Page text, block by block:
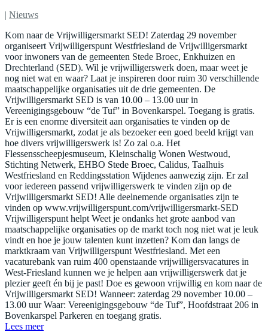
| Nieuws
Kom naar de Vrijwilligersmarkt SED! Zaterdag 29 november
organiseert Vrijwilligerspunt Westfriesland de Vrijwilligersmarkt
voor inwoners van de gemeenten Stede Broec, Enkhuizen en
Drechterland (SED). Wil je vrijwilligerswerk doen, maar weet je
nog niet wat en waar? Laat je inspireren door ruim 30 verschillende
maatschappelijke organisaties uit de drie gemeenten. De
Vrijwilligersmarkt SED is van 10.00 – 13.00 uur in
Vereenigingsgebouw “de Tuf” in Bovenkarspel. Toegang is gratis.
Er is een enorme diversiteit aan organisaties te vinden op de
Vrijwilligersmarkt, zodat je als bezoeker een goed beeld krijgt van
hoe divers vrijwilligerswerk is! Zo zal o.a. Het
Flessensscheepjesmuseum, Kleinschalig Wonen Westwoud,
Stichting Netwerk, EHBO Stede Broec, Calidus, Taalhuis
Westfriesland en Reddingsstation Wijdenes aanwezig zijn. Er zal
voor iedereen passend vrijwilligerswerk te vinden zijn op de
Vrijwilligersmarkt SED! Alle deelnemende organisaties zijn te
vinden op www.vrijwilligerspunt.com/vrijwilligersmarkt-SED
Vrijwilligerspunt helpt Weet je ondanks het grote aanbod van
maatschappelijke organisaties op de markt toch nog niet wat je leuk
vindt en hoe je jouw talenten kunt inzetten? Kom dan langs de
marktkraam van Vrijwilligerspunt Westfriesland. Met een
vacaturebank van ruim 400 openstaande vrijwilligersvacatures in
West-Friesland kunnen we je helpen aan vrijwilligerswerk dat je
plezier geeft én bij je past! Doe es gewoon vrijwillig en kom naar de
Vrijwilligersmarkt SED! Wanneer: zaterdag 29 november 10.00 –
13.00 uur Waar: Vereenigingsgebouw “de Tuf”, Hoofdstraat 206 in
Bovenkarspel Parkeren en toegang gratis.
Lees meer